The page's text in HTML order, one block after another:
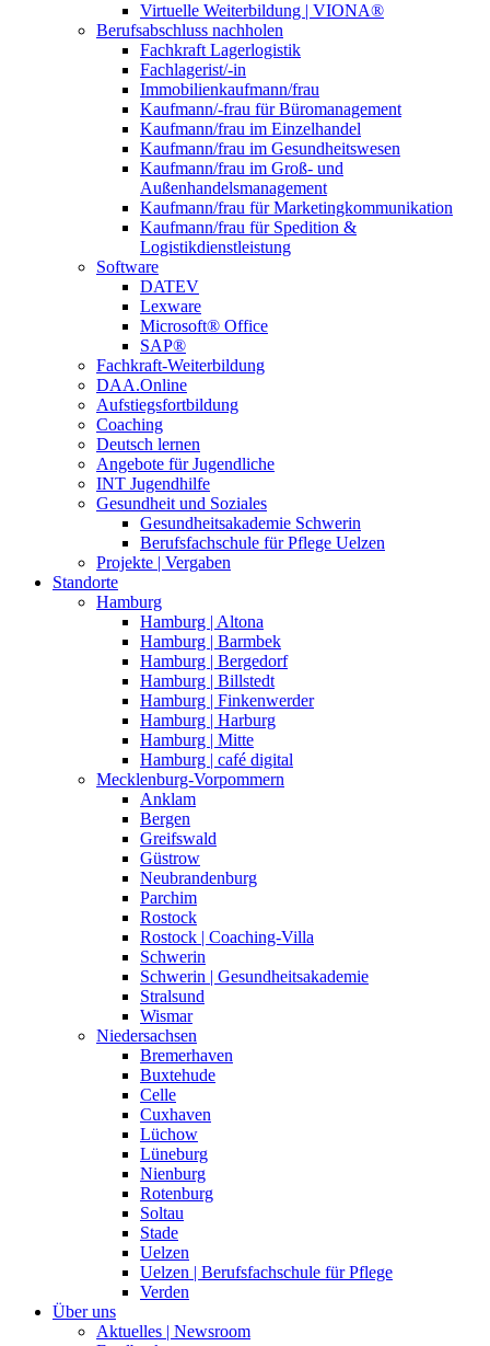
Virtuelle Weiterbildung | VIONA®
Berufsabschluss nachholen
Fachkraft Lagerlogistik
Fachlagerist/-in
Immobilienkaufmann/frau
Kaufmann/-frau für Büromanagement
Kaufmann/frau im Einzelhandel
Kaufmann/frau im Gesundheitswesen
Kaufmann/frau im Groß- und
Außenhandelsmanagement
Kaufmann/frau für Marketingkommunikation
Kaufmann/frau für Spedition &
Logistikdienstleistung
Software
DATEV
Lexware
Microsoft® Office
SAP®
Fachkraft-Weiterbildung
DAA.Online
Aufstiegsfortbildung
Coaching
Deutsch lernen
Angebote für Jugendliche
INT Jugendhilfe
Gesundheit und Soziales
Gesundheitsakademie Schwerin
Berufsfachschule für Pflege Uelzen
Projekte | Vergaben
Standorte
Hamburg
Hamburg | Altona
Hamburg | Barmbek
Hamburg | Bergedorf
Hamburg | Billstedt
Hamburg | Finkenwerder
Hamburg | Harburg
Hamburg | Mitte
Hamburg | café digital
Mecklenburg-Vorpommern
Anklam
Bergen
Greifswald
Güstrow
Neubrandenburg
Parchim
Rostock
Rostock | Coaching-Villa
Schwerin
Schwerin | Gesundheitsakademie
Stralsund
Wismar
Niedersachsen
Bremerhaven
Buxtehude
Celle
Cuxhaven
Lüchow
Lüneburg
Nienburg
Rotenburg
Soltau
Stade
Uelzen
Uelzen | Berufsfachschule für Pflege
Verden
Über uns
Aktuelles | Newsroom